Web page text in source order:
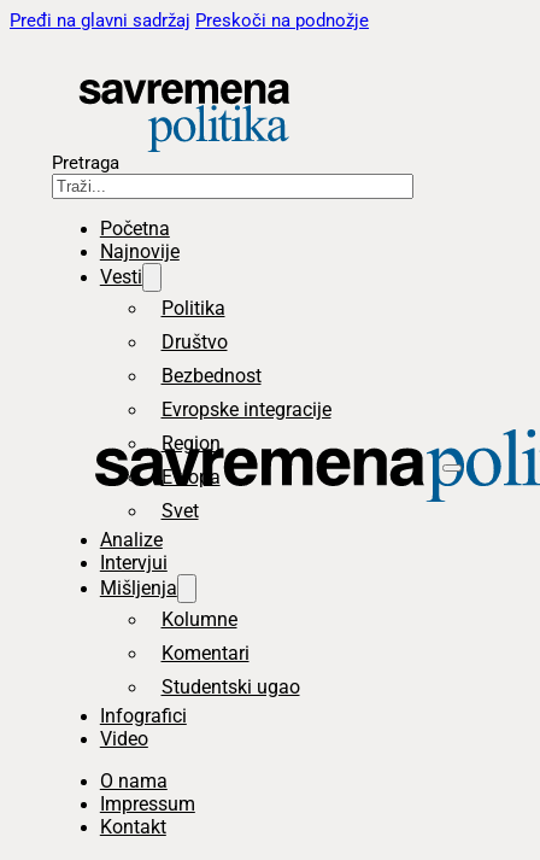
Pređi na glavni sadržaj Preskoči na podnožje
Pretraga
Početna
Najnovije
Vesti
Politika
Društvo
Bezbednost
Evropske integracije
Region
Evropa
Svet
Analize
Intervjui
Mišljenja
Kolumne
Komentari
Studentski ugao
Infografici
Video
O nama
Impressum
Kontakt